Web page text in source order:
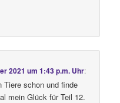
2021 um 1:43 p.m. Uhr:
Tiere schon und finde
mein Glück für Teil 12.